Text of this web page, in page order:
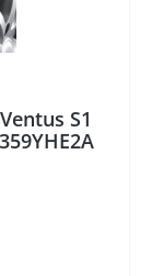
S1